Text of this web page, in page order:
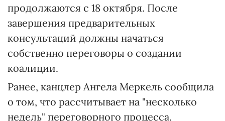
продолжаются с 18 октября. После
завершения предварительных
консультаций должны начаться
собственно переговоры о создании
коалиции.
Ранее, канцлер Ангела Меркель сообщила
о том, что рассчитывает на "несколько
недель" переговорного процесса,